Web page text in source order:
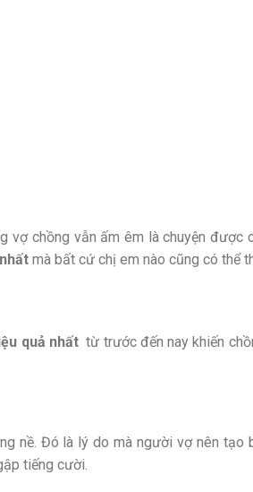
chồng vẫn ấm êm là chuyện được
mà bất cứ chị em nào cũng có thể
quả nhấttừ trước đến nay khiến
nề. Đó là lý do mà người vợ nên tạo
tiếng cười.